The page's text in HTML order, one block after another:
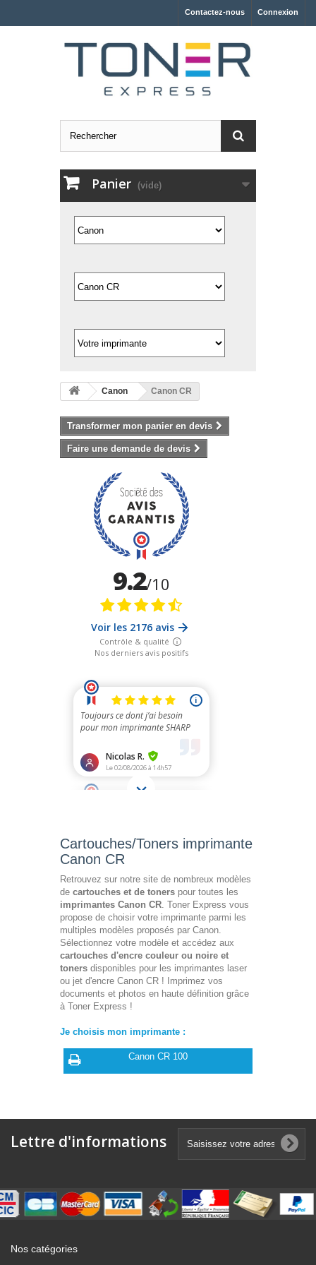
Connexion
Contactez-nous
Panier (vide)
Canon Canon CR
Transformer mon panier en devis
Faire une demande de devis
Cartouches/Toners imprimante
Canon CR
Retrouvez sur notre site de nombreux modèles
de cartouches et de toners pour toutes les
imprimantes Canon CR. Toner Express vous
propose de choisir votre imprimante parmi les
multiples modèles proposés par Canon.
Sélectionnez votre modèle et accédez aux
cartouches d'encre couleur ou noire et
toners disponibles pour les imprimantes laser
ou jet d'encre Canon CR ! Imprimez vos
documents et photos en haute définition grâce
à Toner Express !
Je choisis mon imprimante :
Canon CR 100
Lettre d'informations
Nos catégories